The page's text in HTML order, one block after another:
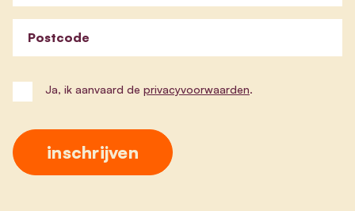
Postcode
Ja, ik aanvaard de privacyvoorwaarden.